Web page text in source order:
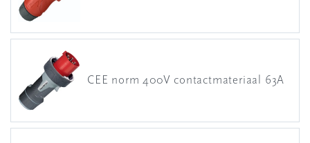
CEE norm 400V contactmateriaal 63A